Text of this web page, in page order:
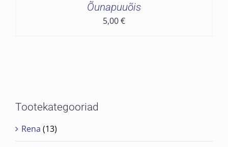
Õunapuuõis
5,00€
Tootekategooriad
Rena (13)